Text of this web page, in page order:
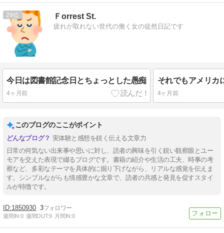
29 Ｆorrest St.
疲れが取れない世代の働く女の徒然日記です
今日は図書館記念日とちょっとした愚痴
4ヶ月前
それでもアメリカ
4ヶ月前
このブログのここがポイント
実体験と感想を鋭く伝える文章力
日常の何気ない出来事や思いに対し、読者の興味を引く鋭い観察眼とユー
モアを交えた表現で綴るブログです。書籍の紹介や生活の工夫、時事の考
察など、多彩なテーマを具体的に掘り下げながら、リアルな感覚を伝えま
す。シンプルながらも情感豊かな文章で、読者の共感と発見を促すスタイ
ルが特徴です。
1850930 3
週間IN:0 週間OUT:9 月間IN:0